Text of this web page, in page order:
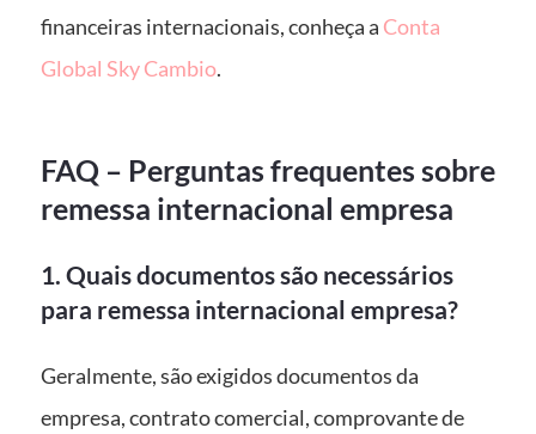
financeiras internacionais, conheça a Conta
Global Sky Cambio.
FAQ – Perguntas frequentes sobre
remessa internacional empresa
1. Quais documentos são necessários
para remessa internacional empresa?
Geralmente, são exigidos documentos da
empresa, contrato comercial, comprovante de